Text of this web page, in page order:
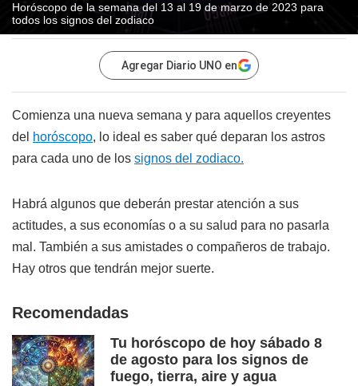
Horóscopo de la semana del 13 al 19 de marzo de 2023 para
todos los signos del zodiaco
Agregar Diario UNO en
Comienza una nueva semana y para aquellos creyentes
del horóscopo, lo ideal es saber qué deparan los astros
para cada uno de los signos del zodiaco.
Habrá algunos que deberán prestar atención a sus
actitudes, a sus economías o a su salud para no pasarla
mal. También a sus amistades o compañeros de trabajo.
Hay otros que tendrán mejor suerte.
Recomendadas
Tu horóscopo de hoy sábado 8
de agosto para los signos de
fuego, tierra, aire y agua